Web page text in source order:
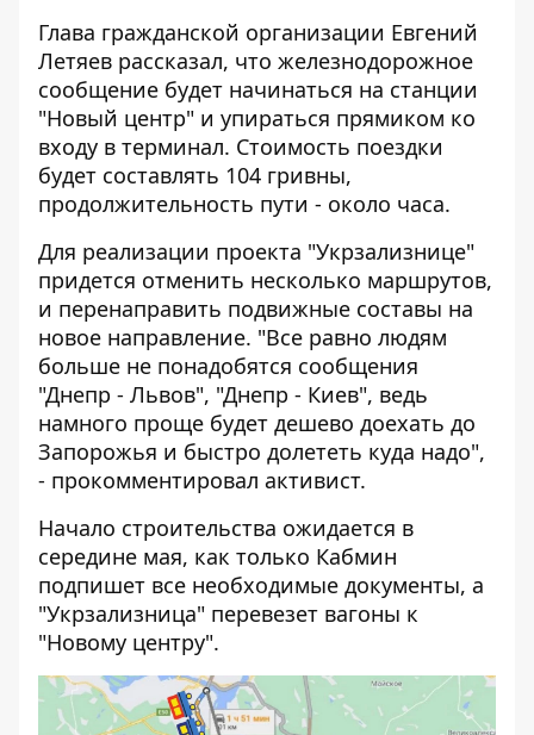
Глава гражданской организации Евгений
Летяев рассказал, что железнодорожное
сообщение будет начинаться на станции
"Новый центр" и упираться прямиком ко
входу в терминал. Стоимость поездки
будет составлять 104 гривны,
продолжительность пути - около часа.
Для реализации проекта "Укрзализнице"
придется отменить несколько маршрутов,
и перенаправить подвижные составы на
новое направление. "Все равно людям
больше не понадобятся сообщения
"Днепр - Львов", "Днепр - Киев", ведь
намного проще будет дешево доехать до
Запорожья и быстро долететь куда надо",
- прокомментировал активист.
Начало строительства ожидается в
середине мая, как только Кабмин
подпишет все необходимые документы, а
"Укрзализница" перевезет вагоны к
"Новому центру".